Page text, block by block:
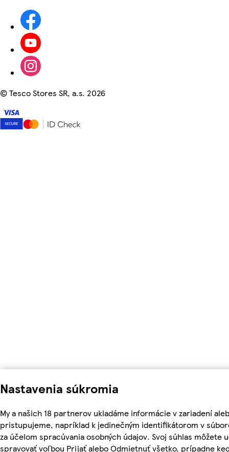
Nastavenia súkromia
My a našich 18 partnerov ukladáme informácie v zariadení
pristupujeme, napríklad k jedinečným identifikátorom v
za účelom spracúvania osobných údajov. Svoj súhlas môžete
spravovať voľbou Prijať alebo Odmietnuť všetko, prípadne
©Tesco Stores SR, a.s. 2026